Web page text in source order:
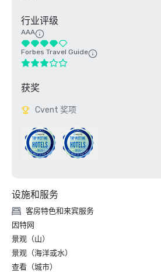
行业评级
AAA
Forbes Travel Guide
获奖
Cvent 奖项
设施和服务
客房特色和来宾服务
因特网
景观（山）
景观（海洋或水）
查看（城市）